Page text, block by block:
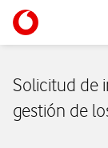
Ir a la pagina
Solicitud de
gestión de